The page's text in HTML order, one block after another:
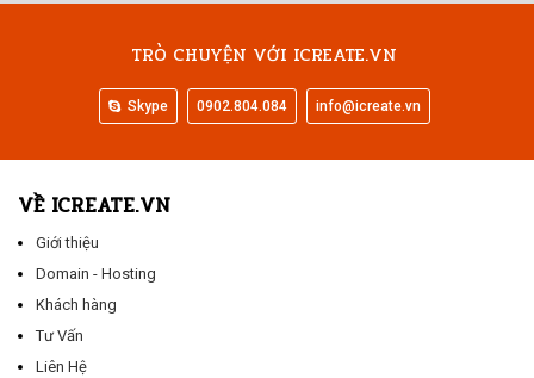
TRÒ CHUYỆN VỚI ICREATE.VN
Skype 0902.804.084 info@icreate.vn
VỀ ICREATE.VN
Giới thiệu
Domain - Hosting
Khách hàng
Tư Vấn
Liên Hệ